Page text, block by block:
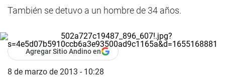
También se detuvo a un hombre de 34 años.
Agregar Sitio Andino en
8 de marzo de 2013 - 10:28